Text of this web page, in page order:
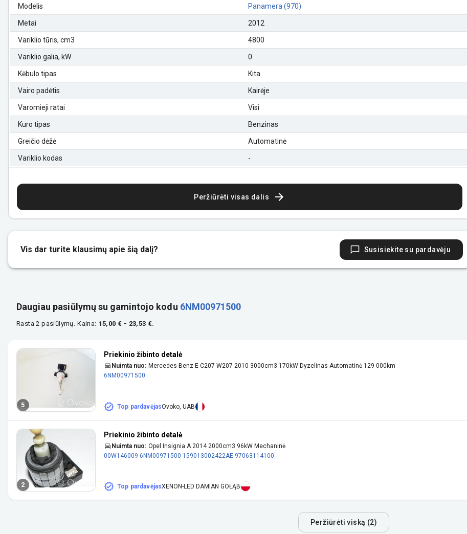
Modelis Panamera (970)
Metai 2012
Variklio tūris, cm3 4800
Variklio galia, kW 0
Kėbulo tipas Kita
Vairo padėtis Kairėje
Varomieji ratai Visi
Kuro tipas Benzinas
Greičio dėžė Automatinė
Variklio kodas -
Peržiūrėti visas dalis
Vis dar turite klausimų apie šią dalį? Susisiekite su pardavėju
Daugiau pasiūlymų su gamintojo kodu 6NM00971500
Rasta 2 pasiūlymų. Kaina: 15,00 € - 23,53 €.
5
Priekinio žibinto detalė
Nuimta nuo: Mercedes-Benz E C207 W207 2010 3000cm3 170kW Dyzelinas Automatinė 129 000km
6NM00971500
Top pardavėjasOvoko, UAB
2
Priekinio žibinto detalė
Nuimta nuo: Opel Insignia A 2014 2000cm3 96kW Mechaninė
00W146009 6NM00971500 159013002422AE 97063114100
Top pardavėjasXENON-LED DAMIAN GOŁĄB
Peržiūrėti viską (2)